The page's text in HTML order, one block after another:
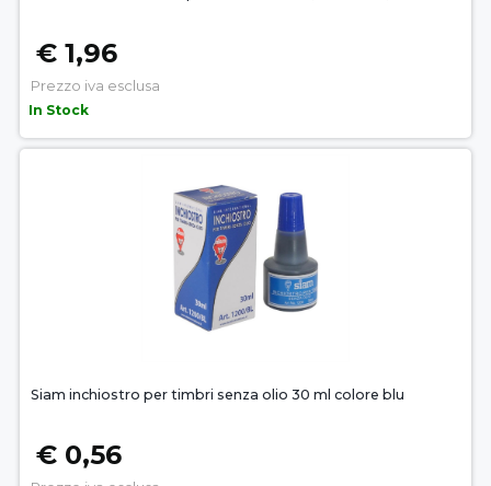
€ 1,96
Prezzo iva esclusa
In Stock
Siam inchiostro per timbri senza olio 30 ml colore blu
€ 0,56